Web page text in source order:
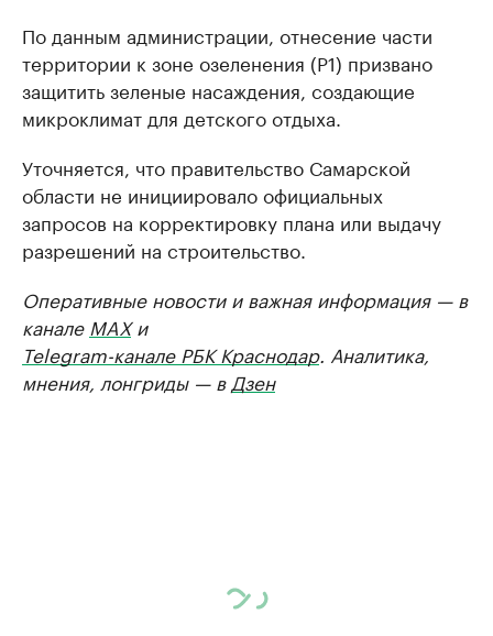
По данным администрации, отнесение части
территории к зоне озеленения (Р1) призвано
защитить зеленые насаждения, создающие
микроклимат для детского отдыха.
Уточняется, что правительство Самарской
области не инициировало официальных
запросов на корректировку плана или выдачу
разрешений на строительство.
Оперативные новости и важная информация — в
канале MAXи
Telegram-канале РБК Краснодар. Аналитика,
мнения, лонгриды — в Дзен